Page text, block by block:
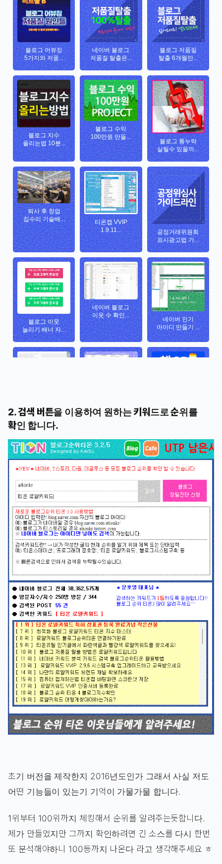
2. 검색 버튼을 이용하여 원하는 키워드로 순위를
확인 합니다.
초기 버전을 제작한지 2016년도인가 그래서 사실 저도
어떤 기능들이 있는기 기억이 가물가물 합니다.
1위부터 100위까지 체킹해서 순위를 알려주는듯합니다.
제가 만들었지만 그까지 확인하려면 긴 소스를 다시 한번
또 분석해야하니 100등까지 나온다 라고 생각해주세요 ㅎ